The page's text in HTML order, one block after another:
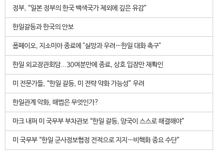
정부, “일본 정부의 한국 백색국가 제외에 깊은 유감”
한일갈등과 한국의 안보
폼페이오, 지소미아 종료에 "실망과 우려…한일 대화 촉구"
한일 외교장관회담...30여분만에 종료, 상호 입장만 재확인
미 전문가들, “한일 갈등, 미 전략 약화 가능성” 우려
한일관계 악화, 해법은 무엇인가?
마크 내퍼 미 국무부 부차관보 “한일 갈등, 양국이 스스로 해결해야”
미 국무부 “한일 군사정보협정 전적으로 지지…비핵화 중요 수단”